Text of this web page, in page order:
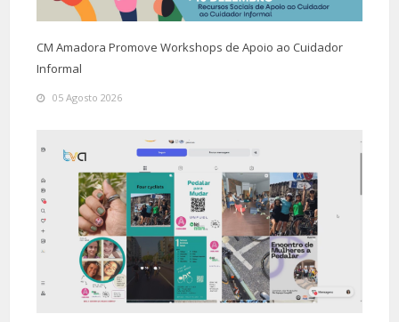
CM Amadora Promove Workshops de Apoio ao Cuidador
Informal
05 Agosto 2026